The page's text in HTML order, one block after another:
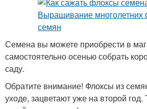
Семена вы можете приобрести в
самостоятельно осенью собрать
саду.
Обратите внимание! Флоксы из
уходе, зацветают уже на второй год.